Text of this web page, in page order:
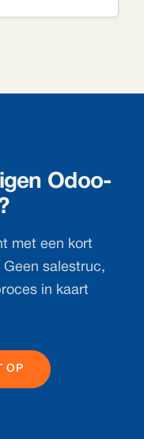
op rekening.
Odoo-
met een kort
salestruc,
in kaart
OP